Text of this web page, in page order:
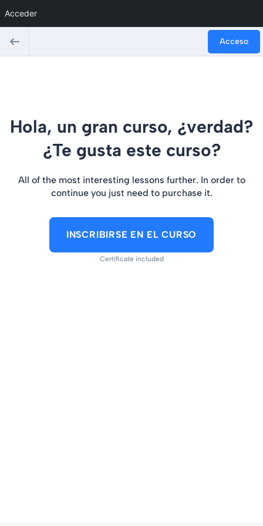
Acceso
Hola, un gran curso, ¿verdad?
¿Te gusta este curso?
All of the most interesting lessons further. In order to
continue you just need to purchase it.
INSCRIBIRSE EN EL CURSO
Certificate included
Acceder